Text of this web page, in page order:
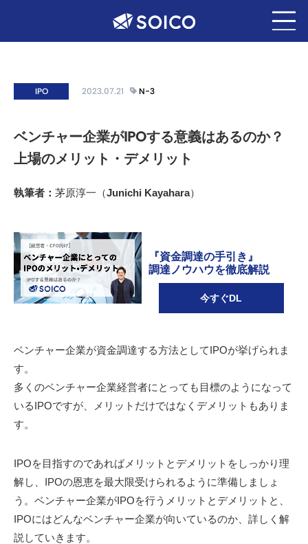
IPO 2023.07.21 N-3
ベンチャー企業がIPOする意義はあるのか？
上場のメリット・デメリット
執筆者： 茅原淳一（Junichi Kayahara）
『資金調達の手引き』
調達ノウハウを徹底解説
今すぐDL
ベンチャー企業が資金調達する方法としてIPOが挙げられま
す。
多くのベンチャー企業経営者にとっても目標のようになって
いるIPOですが、メリットだけではなくデメリットもありま
す。
IPOを目指すのであればメリットとデメリットをしっかり理
解し、IPOの恩恵を最大限受けられるように準備しましょ
う。ベンチャー企業がIPOを行うメリットとデメリットと、
IPOにはどんなベンチャー企業が向いているのか、詳しく解
説していきます。